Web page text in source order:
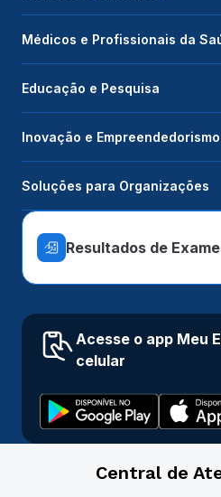
Médicos e Profissionais da
Educação e Pesquisa
Inovação e Empreendedorismo
Soluções para Organizações
Resultados de
Acesse o app Meu
celular
Central de